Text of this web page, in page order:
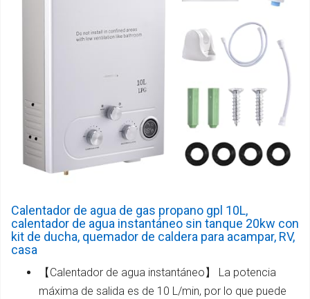
Calentador de agua de gas propano gpl 10L,
calentador de agua instantáneo sin tanque 20kw con
kit de ducha, quemador de caldera para acampar, RV,
casa
【Calentador de agua instantáneo】 La potencia
máxima de salida es de 10 L/min, por lo que puede